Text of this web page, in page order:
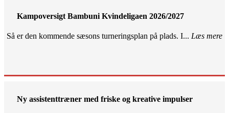
Kampoversigt Bambuni Kvindeligaen 2026/2027
Så er den kommende sæsons turneringsplan på plads. I... Læs mere
Ny assistenttræner med friske og kreative impulser